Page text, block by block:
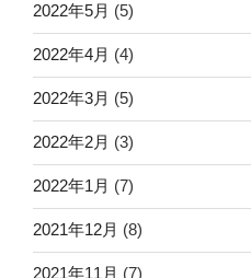
2022年5月 (5)
2022年4月 (4)
2022年3月 (5)
2022年2月 (3)
2022年1月 (7)
2021年12月 (8)
2021年11月 (7)